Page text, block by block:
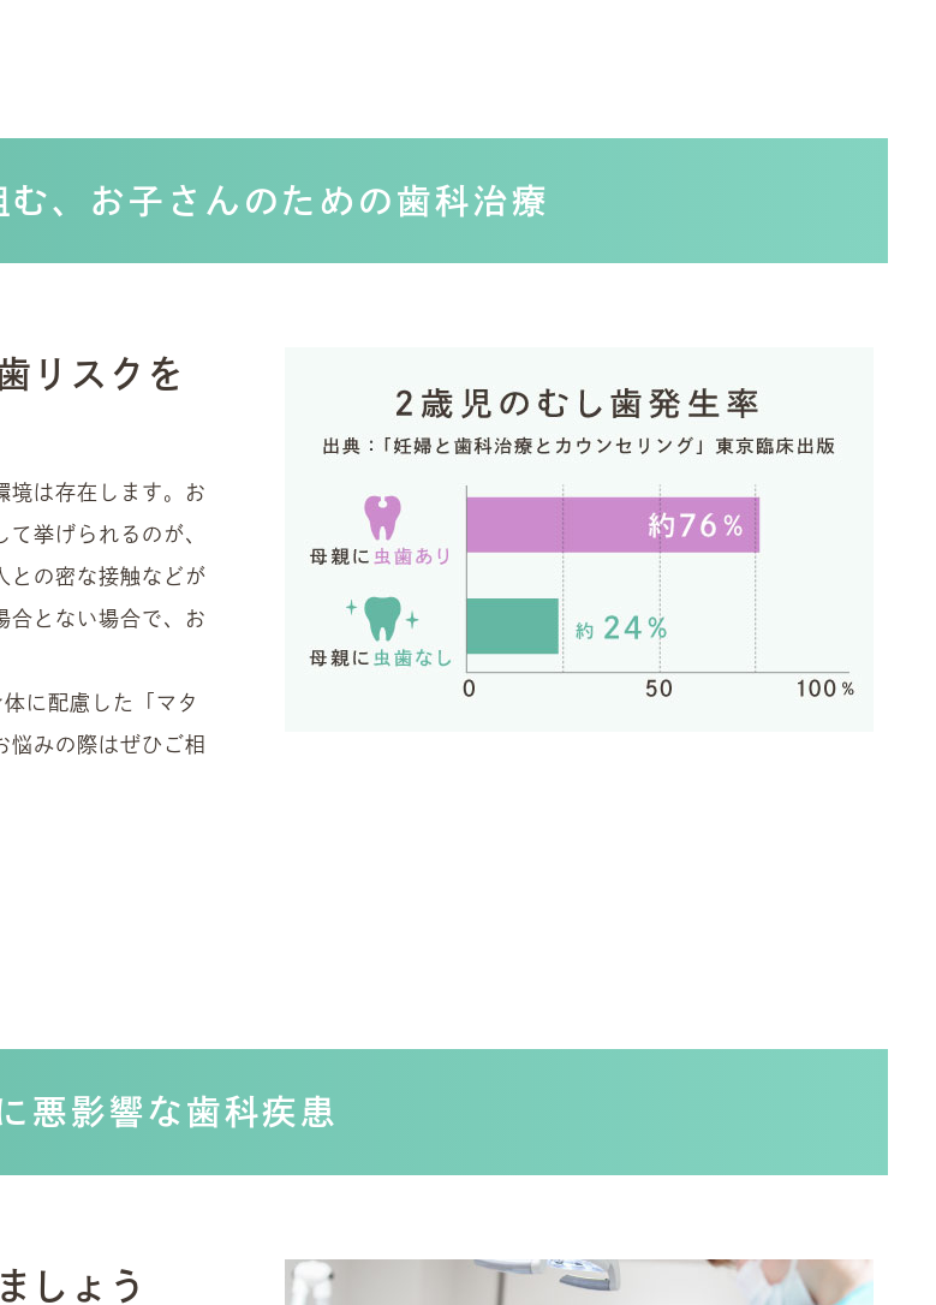
、 お子さんのための歯科治療
リスクを
境は存在します。お
挙げられるのが、
との密な接触などが
合とない場合で、お
に配慮した「マタ
悩みの際はぜひご相
悪影響な歯科疾患
しょう